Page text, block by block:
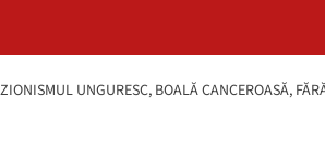
UNGURESC, BOALĂ CANCEROASĂ,